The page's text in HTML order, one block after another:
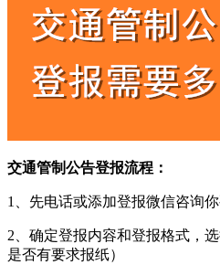
交通管制公告登报流程：
1、先电话或添加登报微信咨询
2、确定登报内容和登报格式，
是否有要求报纸）